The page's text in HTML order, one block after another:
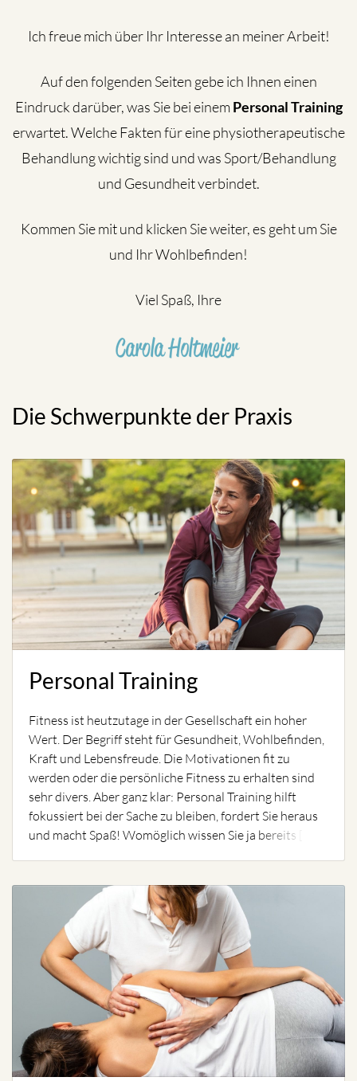
Ich freue mich über Ihr Interesse an meiner Arbeit!
Auf den folgenden Seiten gebe ich Ihnen einen
Eindruck darüber, was Sie bei einemPersonal Training
erwartet. Welche Fakten für eine physiotherapeutische
Behandlung wichtig sind und was Sport/Behandlung
und Gesundheit verbindet.
Kommen Sie mit und klicken Sie weiter, es geht um Sie
und Ihr Wohlbefinden!
Viel Spaß, Ihre
Die Schwerpunkte der Praxis
Personal Training
Fitness ist heutzutage in der Gesellschaft ein hoher
Wert. Der Begriff steht für Gesundheit, Wohlbefinden,
Kraft und Lebensfreude. Die Motivationen fit zu
werden oder die persönliche Fitness zu erhalten sind
sehr divers. Aber ganz klar: Personal Training hilft
fokussiert bei der Sache zu bleiben, fordert Sie heraus
und macht Spaß! Womöglich wissen Sie ja bereits […]